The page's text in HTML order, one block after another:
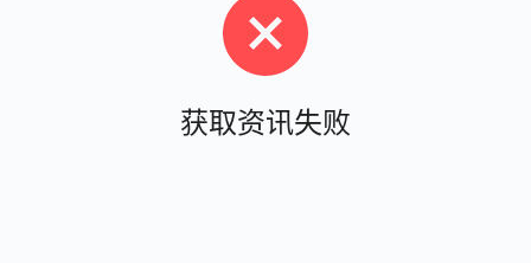
获取资讯失败